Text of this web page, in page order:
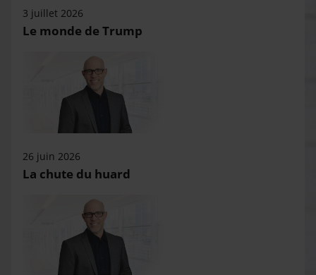
3 juillet 2026
Le monde de Trump
26 juin 2026
La chute du huard